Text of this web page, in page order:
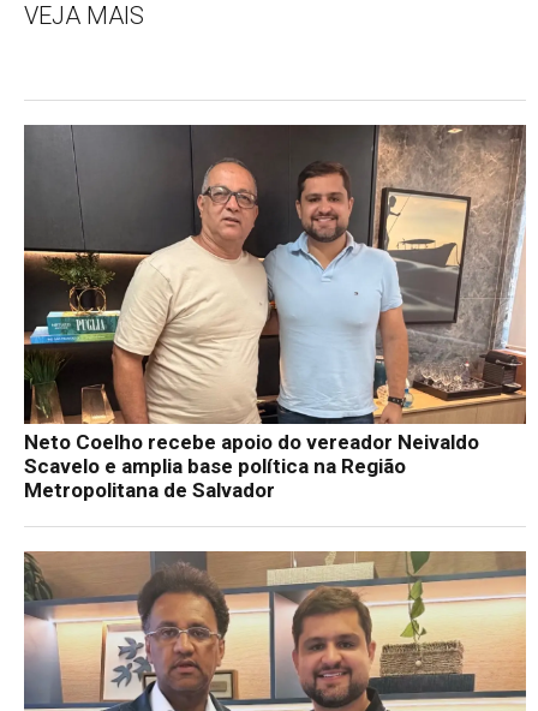
VEJA MAIS
Neto Coelho recebe apoio do vereador Neivaldo
Scavelo e amplia base política na Região
Metropolitana de Salvador